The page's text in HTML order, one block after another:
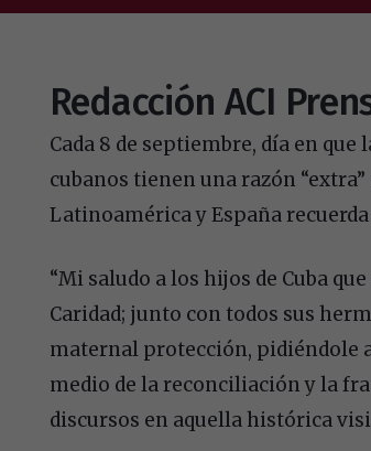
Redacción ACI
Cada 8 de septiembre, día en
cubanos tienen una razón
Latinoamérica y España recuerda
“Mi saludo a los hijos de Cuba
Caridad; junto con todos sus
maternal protección, pidiéndole
medio de la reconciliación y la
discursos en aquella histórica